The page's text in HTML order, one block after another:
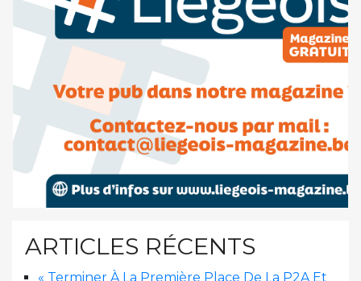
ARTICLES RÉCENTS
« Terminer À La Première Place De La P2A Et